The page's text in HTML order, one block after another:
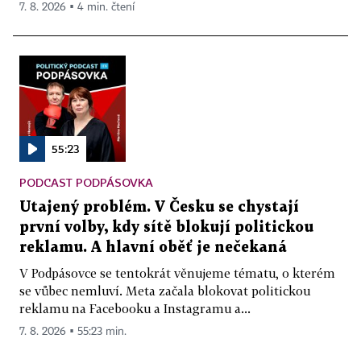
7. 8. 2026 ▪ 4 min. čtení
55:23
PODCAST PODPÁSOVKA
Utajený problém. V Česku se chystají
první volby, kdy sítě blokují politickou
reklamu. A hlavní oběť je nečekaná
V Podpásovce se tentokrát věnujeme tématu, o kterém
se vůbec nemluví. Meta začala blokovat politickou
reklamu na Facebooku a Instagramu a...
7. 8. 2026 ▪ 55:23 min.